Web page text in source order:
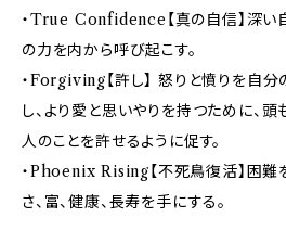
・True Confidence【真の自信】深い
の力を内から呼び起こす。
・Forgiving【許し】 怒りと憤りを自分
し、より愛と思いやりを持つために、
人のことを許せるように促す。
・Phoenix Rising【不死鳥復活】困難
さ、富、健康、長寿を手にする。